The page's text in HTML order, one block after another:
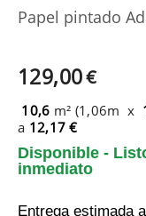
Papel pintado
129,00€
10,6 m² (1,06m x
a 12,17 €
Disponible -
inmediato
Entrega estimada